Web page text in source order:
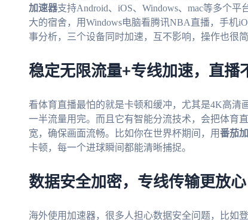
加速器支持Android、iOS、Windows、mac等多个
大的宿舍，用Windows电脑看腾讯NBA直播，手机
事分析，三个设备同时加速，互不影响，操作也很简
稳定无限流量+专线加速，直播
看体育直播最怕的就是卡顿和缓冲，尤其是4K高清
一半流量用完。而且它有智能分流技术，会把体育
宽，确保画面流畅。比如你在世界杯期间，用番茄
卡顿，每一个进球瞬间都能清晰捕捉。
数据安全加密，专线传输更放心
海外使用加速器，很多人担心数据安全问题，比如